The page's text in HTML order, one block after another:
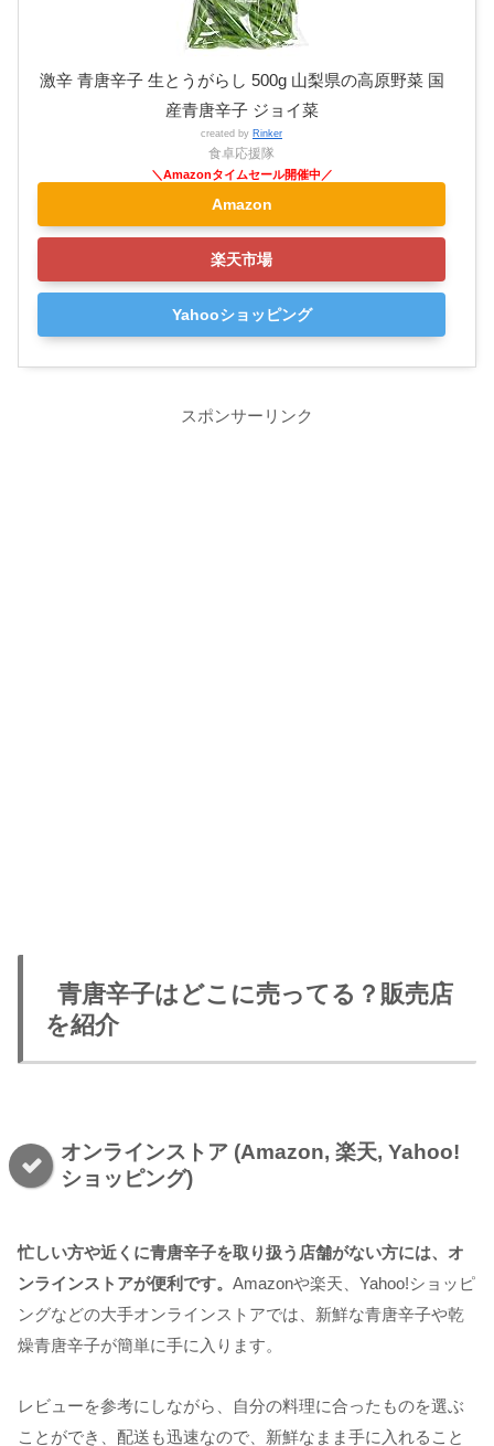
激辛 青唐辛子 生とうがらし 500g 山梨県の高原野菜 国
産青唐辛子 ジョイ菜
created by Rinker
食卓応援隊
Amazon
楽天市場
Yahooショッピング
スポンサーリンク
青唐辛子はどこに売ってる？販売店
を紹介
オンラインストア (Amazon, 楽天, Yahoo!
ショッピング)
忙しい方や近くに青唐辛子を取り扱う店舗がない方には、オ
ンラインストアが便利です。 Amazonや楽天、Yahoo!ショッピ
ングなどの大手オンラインストアでは、新鮮な青唐辛子や乾
燥青唐辛子が簡単に手に入ります。
レビューを参考にしながら、自分の料理に合ったものを選ぶ
ことができ、配送も迅速なので、新鮮なまま手に入れること